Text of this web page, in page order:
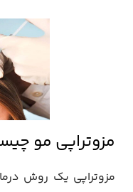
مزوتراپی مو
مزوتراپی یک روش